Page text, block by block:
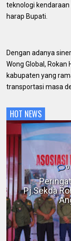
teknologi kendaraan
harap Bupati.
​Dengan adanya
Wong Global,
kabupaten yang
transportasi masa
HOT NEWS
0
Polres
BKSDA